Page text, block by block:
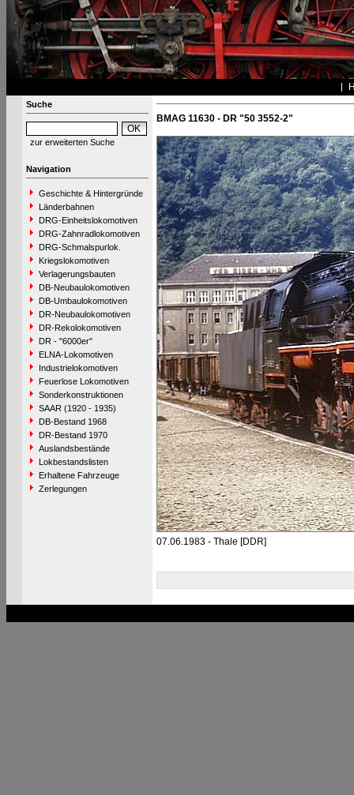
Suche
zur erweiterten Suche
Navigation
Geschichte & Hintergründe
Länderbahnen
DRG-Einheitslokomotiven
DRG-Zahnradlokomotiven
DRG-Schmalspurlok.
Kriegslokomotiven
Verlagerungsbauten
DB-Neubaulokomotiven
DB-Umbaulokomotiven
DR-Neubaulokomotiven
DR-Rekolokomotiven
DR - "6000er"
ELNA-Lokomotiven
Industrielokomotiven
Feuerlose Lokomotiven
Sonderkonstruktionen
SAAR (1920 - 1935)
DB-Bestand 1968
DR-Bestand 1970
Auslandsbestände
Lokbestandslisten
Erhaltene Fahrzeuge
Zerlegungen
BMAG 11630 - DR "50 3552-2"
07.06.1983 - Thale [DDR]